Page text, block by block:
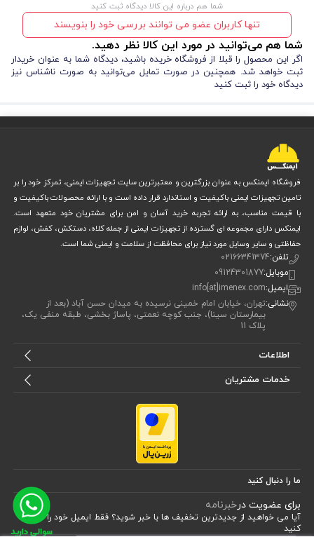
مزایا و معایب عینک سفید بغل دار تک پلاست 110
این عینک ایمنی برای شما طراحی شده تا هم ایمنی را افزایش دهید و هم در
طول کار، راحتی بیشتری تجربه کنید. طراحی ارگونومیک، وزن سبک و پوشش
جانبی از جمله عواملی هستند که آن را به گزینه‌ای محبوب تبدیل کرده‌اند.
وزن سبک و جلوگیری از خستگی شما در استفاده طولانی
محافظت کامل از چشم‌ها
لنز شیشه‌ای شفاف با وضوح بالابرای دید دقیق
بدنه پلاستیکی سبک و مقاومدر برابر ضربه
مناسب محیط‌های کارگاهی و صنعتی
معایب
فاقد فیلتر UV تخصصی برای کار در نور شدید آفتاب
مناسب نبودن برای محیط‌های دارای پاشش مواد شیمیایی قوی
در مجموع اگر به دنبال یک عینک ایمنی مقرون‌به‌صرفه و کارآمد هستید، این
محصول برای شما انتخابی منطقی خواهد بود.
کاربردهای عینک سفید بغل دار تک پلاست 110
عینک سفید بغل دار تک پلاست 110
فعالیت‌ها استفاده کنید. این محصول به‌گونه‌ای طراحی شده که در کارهایی
تراشکاری، معرق‌کاری، نجاری، برش‌کاری، جوش سبک، کارگاه‌های
صنعتی و تعمیرات فنی
خرده‌چوب و براده‌های فلزی محافظت کند.
در محیط‌های کارگاهی که کوچک‌ترین ذره می‌تواند باعث آسیب جدی به چشم
شما هم درباره این کالا دیدگاه ثبت کنید
تنها کاربران عضو می توانند بررسی خود را بنویسند
شما هم می‌توانید در مورد این کالا نظر دهید.
اگر این محصول را قبلا از فروشگاه خریده باشید، دیدگاه شما به عنوان خریدار
ثبت خواهد شد. همچنین در صورت تمایل می‌توانید به صورت ناشناس نیز
دیدگاه خود را ثبت کنید
فروشگاه ایمنکس به عنوان بزرگترین و معتبرترین سایت تجهیزات ایمنی، تمرکز خود را بر
تامین تجهیزات ایمنی باکیفیت و استاندارد قرار داده است و با ارائه محصولات باکیفیت و
با قیمت مناسب، به ارائه تجربه خرید آسان و امن برای مشتریان خود متعهد است.
ایمنکس دارای مجموعه ای گسترده از تجهیزات ایمنی از جمله کلاه، دستکش، کفش، لوازم
حفاظتی و سایر وسایل مورد نیاز برای محافظت از سلامت و ایمنی شما است.
تلفن:02166341374
موبایل:09124301877
ایمیل:info[at]imenex.com
نشانی:تهران، خیابان امام خمینی نرسیده به میدان حسن آباد (بعد از
بیمارستان سینا)، جنب کوچه نعمتی، پاساژ بخشی، طبقه منفی یک،
پلاک 11
اطلاعات
خدمات مشتریان
ما را دنبال کنید
برای عضویت درخبرنامه
آیا می خواهید از جدید‌ترین تخفیف‌ ها با‌ خبر شوید؟ فقط ایمیل خود را ثبت
کنید